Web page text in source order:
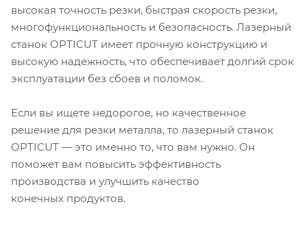
высокая точность резки, быстрая скорость резки,
многофункциональность и безопасность. Лазерный
станок OPTICUT имеет прочную конструкцию и
высокую надежность, что обеспечивает долгий срок
эксплуатации без сбоев и поломок.
Если вы ищете недорогое, но качественное
решение для резки металла, то лазерный станок
OPTICUT — это именно то, что вам нужно. Он
поможет вам повысить эффективность
производства и улучшить качество
конечных продуктов.